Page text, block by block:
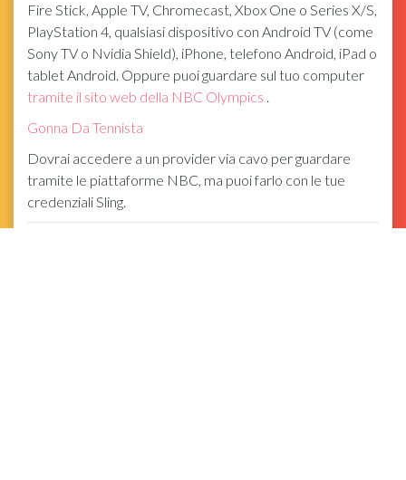
Fire Stick, Apple TV, Chromecast, Xbox One o Series X/S,
PlayStation 4, qualsiasi dispositivo con Android TV (come
Sony TV o Nvidia Shield), iPhone, telefono Android, iPad o
tablet Android. Oppure puoi guardare sul tuo computer
tramite il sito web della NBC Olympics .
Gonna Da Tennista
Dovrai accedere a un provider via cavo per guardare
tramite le piattaforme NBC, ma puoi farlo con le tue
credenziali Sling.